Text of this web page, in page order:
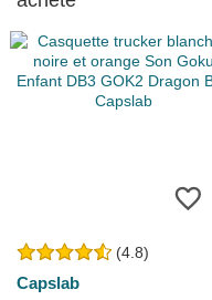
(4.8)
Capslab